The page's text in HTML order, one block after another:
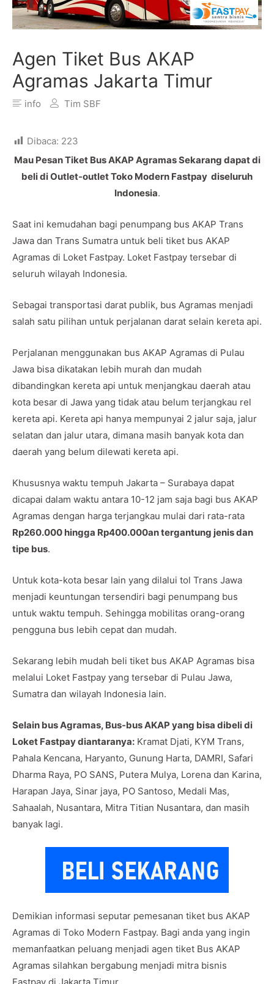
Agen Tiket Bus AKAP
Agramas Jakarta Timur
info Tim SBF
Dibaca: 223
Mau Pesan Tiket Bus AKAP Agramas Sekarang dapat di
beli di Outlet-outlet Toko Modern Fastpay diseluruh
Indonesia.
Saat ini kemudahan bagi penumpang bus AKAP Trans
Jawa dan Trans Sumatra untuk beli tiket bus AKAP
Agramas di Loket Fastpay. Loket Fastpay tersebar di
seluruh wilayah Indonesia.
Sebagai transportasi darat publik, bus Agramas menjadi
salah satu pilihan untuk perjalanan darat selain kereta api.
Perjalanan menggunakan bus AKAP Agramas di Pulau
Jawa bisa dikatakan lebih murah dan mudah
dibandingkan kereta api untuk menjangkau daerah atau
kota besar di Jawa yang tidak atau belum terjangkau rel
kereta api. Kereta api hanya mempunyai 2 jalur saja, jalur
selatan dan jalur utara, dimana masih banyak kota dan
daerah yang belum dilewati kereta api.
Khususnya waktu tempuh Jakarta – Surabaya dapat
dicapai dalam waktu antara 10-12 jam saja bagi bus AKAP
Agramas dengan harga terjangkau mulai dari rata-rata
Rp260.000 hingga Rp400.000an tergantung jenis dan
tipe bus.
Untuk kota-kota besar lain yang dilalui tol Trans Jawa
menjadi keuntungan tersendiri bagi penumpang bus
untuk waktu tempuh. Sehingga mobilitas orang-orang
pengguna bus lebih cepat dan mudah.
Sekarang lebih mudah beli tiket bus AKAP Agramas bisa
melalui Loket Fastpay yang tersebar di Pulau Jawa,
Sumatra dan wilayah Indonesia lain.
Selain bus Agramas, Bus-bus AKAP yang bisa dibeli di
Loket Fastpay diantaranya: Kramat Djati, KYM Trans,
Pahala Kencana, Haryanto, Gunung Harta, DAMRI, Safari
Dharma Raya, PO SANS, Putera Mulya, Lorena dan Karina,
Harapan Jaya, Sinar jaya, PO Santoso, Medali Mas,
Sahaalah, Nusantara, Mitra Titian Nusantara, dan masih
banyak lagi.
Demikian informasi seputar pemesanan tiket bus AKAP
Agramas di Toko Modern Fastpay. Bagi anda yang ingin
memanfaatkan peluang menjadi agen tiket Bus AKAP
Agramas silahkan bergabung menjadi mitra bisnis